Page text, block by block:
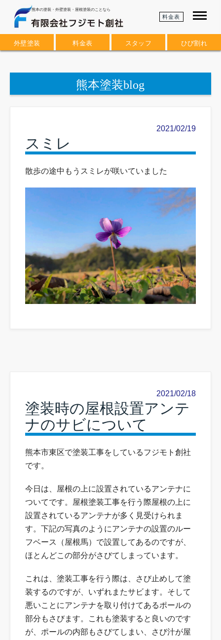
熊本の塗装・外壁塗装・屋根塗装のことなら
料金表
外壁塗装 料金表 スタッフ ひび割れ
熊本塗装blog
2021/02/19
スミレ
散歩の途中もうスミレが咲いていました
2021/02/18
塗装時の屋根設置アンテ
ナのサビについて
熊本市東区で塗装工事をしているフジモト創社
です。
今日は、屋根の上に設置されているアンテナに
ついてです。屋根塗装工事を行う際屋根の上に
設置されているアンテナが多く見受けられま
す。下記の写真のようにアンテナの設置のルー
フベース（屋根馬）で設置してあるのですが、
ほとんどこの部分がさびてしまっています。
これは、塗装工事を行う際は、さび止めして塗
装するのですが、いずれまたサビます。そして
悪いことにアンテナを取り付けてあるポールの
部分もさびます。これも塗装すると良いのです
が、ポールの内部もさびてしまい、さび汁が屋